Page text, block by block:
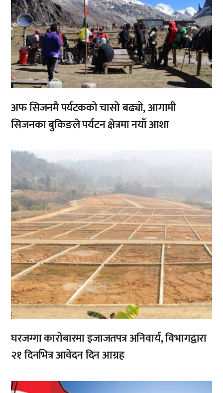
अफ सिजनमै पर्यटकको चासो बढ्यो, आगामी
सिजनका बुकिङले पर्यटन क्षेत्रमा नयाँ आशा
,
घरजग्गा कारोबारमा इजाजतपत्र अनिवार्य, विभागद्वारा
२१ दिनभित्र आवेदन दिन आग्रह
,